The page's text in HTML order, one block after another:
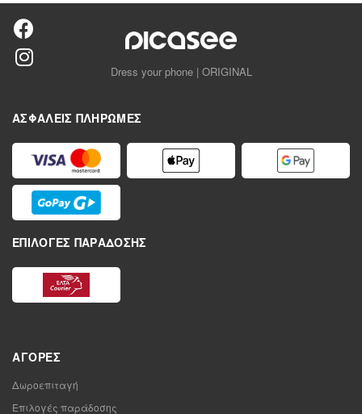
Dress your phone | ORIGINAL
ΑΣΦΑΛΕΊΣ ΠΛΗΡΩΜΈΣ
ΕΠΙΛΟΓΈΣ ΠΑΡΆΔΟΣΗΣ
ΑΓΟΡΈΣ
Δωροεπιταγή
Επιλογές παράδοσης